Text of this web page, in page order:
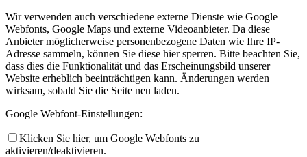
Wir verwenden auch verschiedene externe Dienste wie Google
Webfonts, Google Maps und externe Videoanbieter. Da diese
Anbieter möglicherweise personenbezogene Daten wie Ihre IP-
Adresse sammeln, können Sie diese hier sperren. Bitte beachten Sie,
dass dies die Funktionalität und das Erscheinungsbild unserer
Website erheblich beeinträchtigen kann. Änderungen werden
wirksam, sobald Sie die Seite neu laden.
Google Webfont-Einstellungen:
Klicken Sie hier, um Google Webfonts zu
aktivieren/deaktivieren.